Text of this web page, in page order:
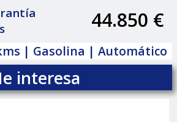
44.850 €
| Gasolina | Automático
interesa